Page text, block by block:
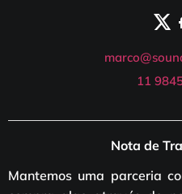
11
Nota de
Mantemos uma parceria